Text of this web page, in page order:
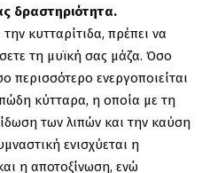
δραστηριότητα.
κυτταρίτιδα, πρέπει να
τη μυϊκή σας μάζα. Όσο
περισσότερο ενεργοποιείται
κύτταρα, η οποία με τη
των λιπών και την καύση
ενισχύεται η
η αποτοξίνωση, ενώ